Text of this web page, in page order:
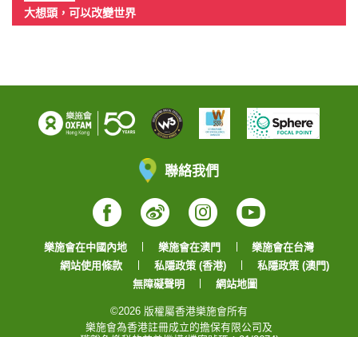
大想頭，可以改變世界
聯絡我們
Facebook
WeiboInstagram
YouTube
樂施會在中國內地 樂施會在澳門
樂施會在台灣
網站使用條款
私隱政策 (香港)
私隱政策 (澳門)
無障礙聲明
網站地圖
©2026 版權屬香港樂施會所有
樂施會為香港註冊成立的擔保有限公司及